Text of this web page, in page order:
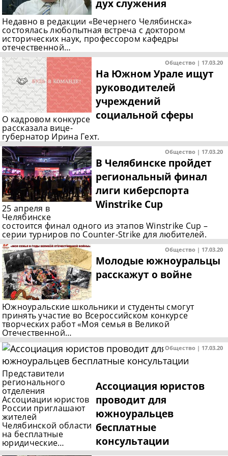
дух служения
Недавно в редакции «Вечернего Челябинска»
состоялась любопытная встреча с доктором
исторических наук, профессором кафедры
отечественной…
Общество | 17.03.20
На Южном Урале ищут
руководителей
учреждений
социальной сферы
О кадровом конкурсе
рассказала вице-
губернатор Ирина Гехт.
Общество | 17.03.20
В Челябинске пройдет
региональный финал
лиги киберспорта
Winstrike Cup
25 апреля в
Челябинске
состоится финал одного из этапов Winstrike Cup –
серии турниров по Counter-Strike для любителей.
Общество | 17.03.20
Молодые южноуральцы
расскажут о войне
Южноуральские школьники и студенты смогут
принять участие во Всероссийском конкурсе
творческих работ «Моя семья в Великой
Отечественной…
Общество | 17.03.20
Ассоциация юристов
проводит для
южноуральцев
бесплатные
консультации
Представители
регионального
отделения
Ассоциации юристов
России приглашают
жителей
Челябинской области
на бесплатные
юридические…